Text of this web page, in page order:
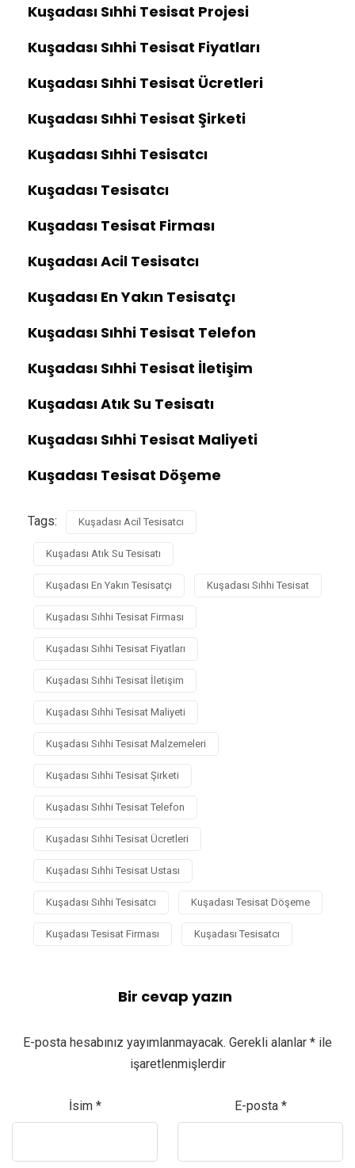
Kuşadası Sıhhi Tesisat Projesi
Kuşadası Sıhhi Tesisat Fiyatları
Kuşadası Sıhhi Tesisat Ücretleri
Kuşadası Sıhhi Tesisat Şirketi
Kuşadası Sıhhi Tesisatcı
Kuşadası Tesisatcı
Kuşadası Tesisat Firması
Kuşadası Acil Tesisatcı
Kuşadası En Yakın Tesisatçı
Kuşadası Sıhhi Tesisat Telefon
Kuşadası Sıhhi Tesisat İletişim
Kuşadası Atık Su Tesisatı
Kuşadası Sıhhi Tesisat Maliyeti
Kuşadası Tesisat Döşeme
Tags: Kuşadası Acil Tesisatcı
Kuşadası Atık Su Tesisatı
Kuşadası En Yakın Tesisatçı Kuşadası Sıhhi Tesisat
Kuşadası Sıhhi Tesisat Firması
Kuşadası Sıhhi Tesisat Fiyatları
Kuşadası Sıhhi Tesisat İletişim
Kuşadası Sıhhi Tesisat Maliyeti
Kuşadası Sıhhi Tesisat Malzemeleri
Kuşadası Sıhhi Tesisat Şirketi
Kuşadası Sıhhi Tesisat Telefon
Kuşadası Sıhhi Tesisat Ücretleri
Kuşadası Sıhhi Tesisat Ustası
Kuşadası Sıhhi Tesisatcı Kuşadası Tesisat Döşeme
Kuşadası Tesisat Firması Kuşadası Tesisatcı
Bir cevap yazın
E-posta hesabınız yayımlanmayacak. Gerekli alanlar * ile
işaretlenmişlerdir
İsim * E-posta *